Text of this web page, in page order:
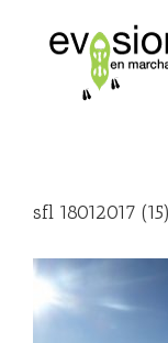
sfl 18012017 (15)